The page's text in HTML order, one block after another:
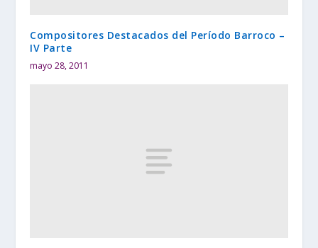
Compositores Destacados del Período Barroco –
IV Parte
mayo 28, 2011